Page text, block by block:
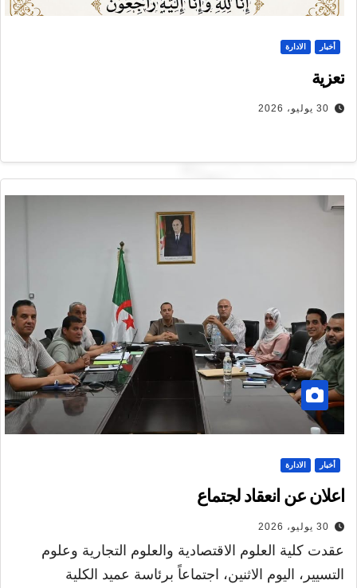
أخبار الادارة
تعزية
30 يوليو، 2026
أخبار الادارة
اعلان عن انعقاد لجتماع
30 يوليو، 2026
عقدت كلية العلوم الاقتصادية والعلوم التجارية وعلوم
التسيير، اليوم الاثنين، اجتماعاً برئاسة عميد الكلية